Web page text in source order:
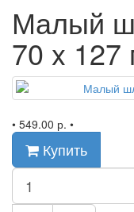
Малый
70 x 127
• 549.00 р. •
Купить